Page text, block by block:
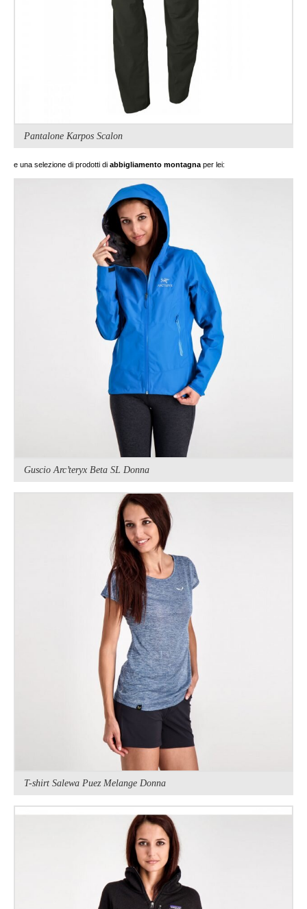
Pantalone Karpos Scalon
e una selezione di prodotti diabbigliamento montagna per lei:
Guscio Arc’teryx Beta SL Donna
T-shirt Salewa Puez Melange Donna